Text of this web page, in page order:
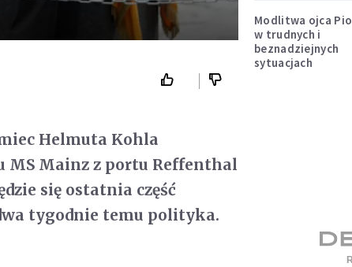
Helmuta Kohla
MS Mainz z portu Reffenthal
się ostatnia część
tygodnie temu polityka.
Modlitwa ojca Pio
w trudnych i
beznadziejnych
sytuacjach